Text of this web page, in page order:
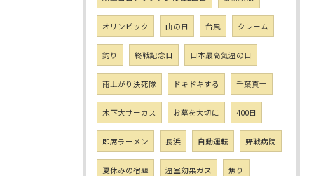
オリンピック 山の日 台風 クレーム
釣り 終戦記念日 日本最高気温の日
雨上がり決死隊 ドキドキする 千葉真一
木下大サーカス お墓を大切に 400日
即席ラーメン 長浜 自動運転 野戦病院
夏休みの宿題 温室効果ガス 焦り